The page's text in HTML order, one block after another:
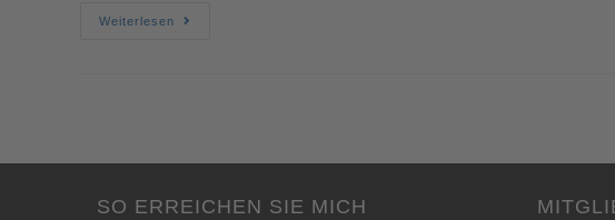
Weiterlesen
SO ERREICHEN SIE MICH